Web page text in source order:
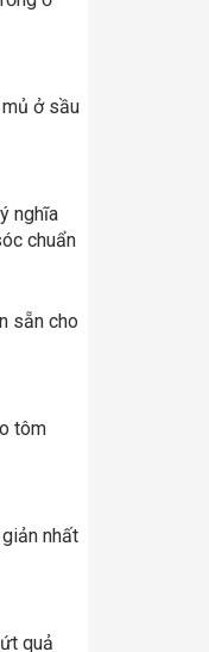
ở sầu
nghĩa
chuẩn
sẵn cho
tôm
nhất
quả